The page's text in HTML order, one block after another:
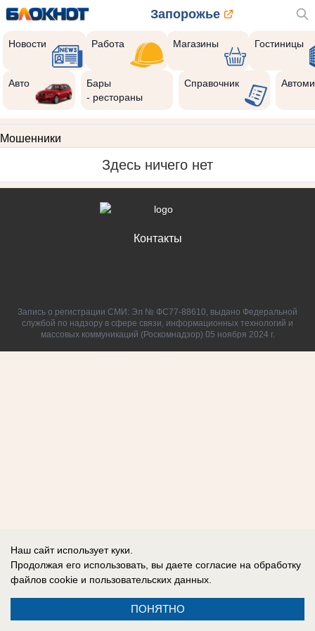
Запорожье
Новости Работа Магазины Гостиницы
Авто
Бары
- рестораны
Справочник
Мошенники
Здесь ничего нет
Контакты
Запись о регистрации СМИ: Эл № ФС77-88610, выдано Федеральной
службой по надзору в сфере связи, информационных технологий и
массовых коммуникаций (Роскомнадзор) 05 ноября 2024 г.
Наш сайт использует куки.
Продолжая его использовать, вы даете согласие на обработку
файлов cookie и пользовательских данных.
ПОНЯТНО